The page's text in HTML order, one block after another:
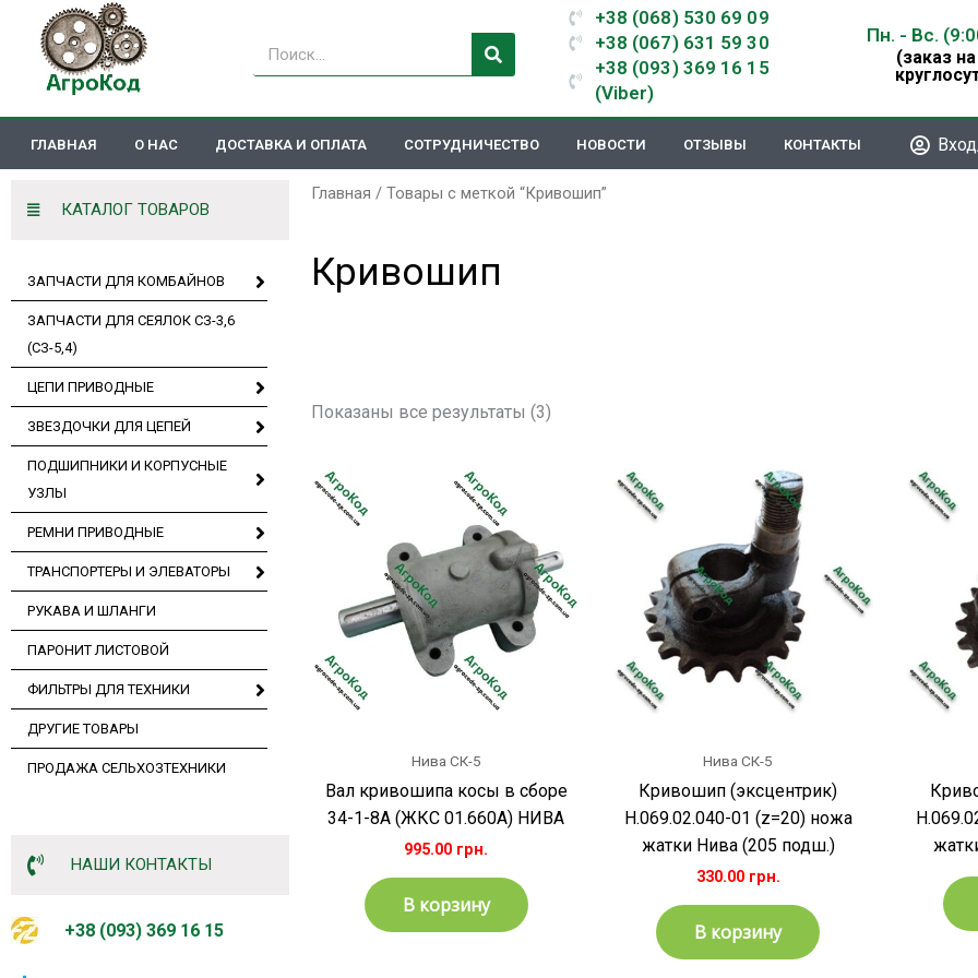
Перейти
содержимому
Поиск
+38 (068) 530 69 09
+38 (067) 631 59 30
+38 (093) 369 16 15
(Viber)
Пн. - Вс.
(заказ
ГЛАВНАЯ О НАС ДОСТАВКА И ОПЛАТА СОТРУДНИЧЕСТВО НОВОСТИ ОТЗЫВЫ КОНТАКТЫ
КАТАЛОГ ТОВАРОВ
ЗАПЧАСТИ ДЛЯ КОМБАЙНОВ
ЗАПЧАСТИ ДЛЯ СЕЯЛОК СЗ-3,6
(СЗ-5,4)
ЦЕПИ ПРИВОДНЫЕ
ЗВЕЗДОЧКИ ДЛЯ ЦЕПЕЙ
ПОДШИПНИКИ И КОРПУСНЫЕ
УЗЛЫ
РЕМНИ ПРИВОДНЫЕ
ТРАНСПОРТЕРЫ И ЭЛЕВАТОРЫ
РУКАВА И ШЛАНГИ
ПАРОНИТ ЛИСТОВОЙ
ФИЛЬТРЫ ДЛЯ ТЕХНИКИ
ДРУГИЕ ТОВАРЫ
ПРОДАЖА СЕЛЬХОЗТЕХНИКИ
НАШИ КОНТАКТЫ
+38 (093) 369 16 15
Главная / Товары с меткой “Кривошип”
Кривошип
Показаны все результаты (3)
Нива СК-5
Вал кривошипа косы в сборе
34-1-8А (ЖКС 01.660А) НИВА
995.00 грн.
В корзину
Нива СК-5
Кривошип (эксцентрик)
Н.069.02.040-01 (z=20) ножа
жатки Нива (205 подш.)
330.00 грн.
В корзину